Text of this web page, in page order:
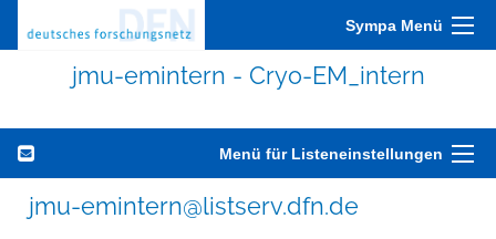
Sympa Menü
jmu-emintern - Cryo-EM_intern
Menü für Listeneinstellungen
jmu-emintern@listserv.dfn.de